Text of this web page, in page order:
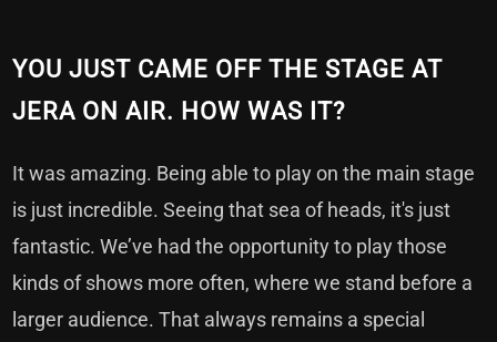
YOU JUST CAME OFF THE STAGE AT
JERA ON AIR. HOW WAS IT?
It was amazing. Being able to play on the main stage
is just incredible. Seeing that sea of heads, it's just
fantastic. We’ve had the opportunity to play those
kinds of shows more often, where we stand before a
larger audience. That always remains a special